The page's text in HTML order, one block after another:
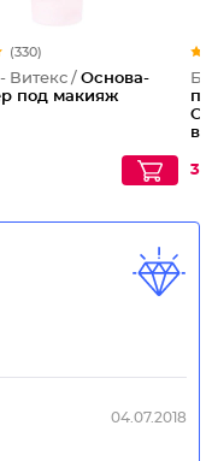
(330)
Витекс / Основа-
под макияж
04.07.2018